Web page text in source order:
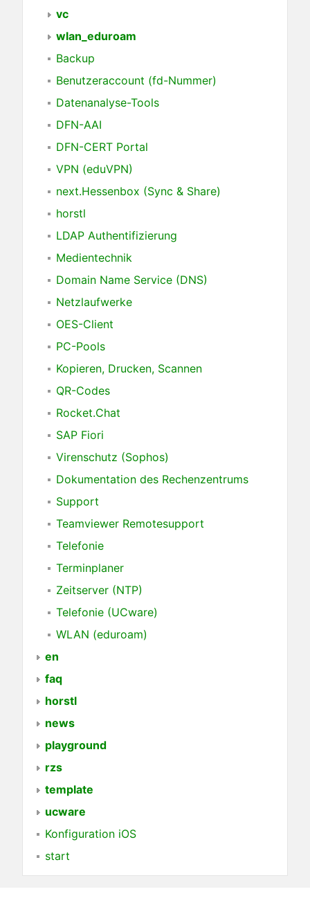
vc
wlan_eduroam
Backup
Benutzeraccount (fd-Nummer)
Datenanalyse-Tools
DFN-AAI
DFN-CERT Portal
VPN (eduVPN)
next.Hessenbox (Sync & Share)
horstl
LDAP Authentifizierung
Medientechnik
Domain Name Service (DNS)
Netzlaufwerke
OES-Client
PC-Pools
Kopieren, Drucken, Scannen
QR-Codes
Rocket.Chat
SAP Fiori
Virenschutz (Sophos)
Dokumentation des Rechenzentrums
Support
Teamviewer Remotesupport
Telefonie
Terminplaner
Zeitserver (NTP)
Telefonie (UCware)
WLAN (eduroam)
en
faq
horstl
news
playground
rzs
template
ucware
Konfiguration iOS
start